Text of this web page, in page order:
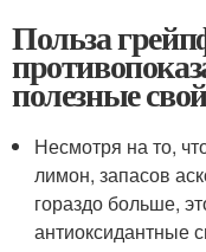
Польза
полезные
Несмотря на то,
лимон, запасов
гораздо больше,
антиоксидантные